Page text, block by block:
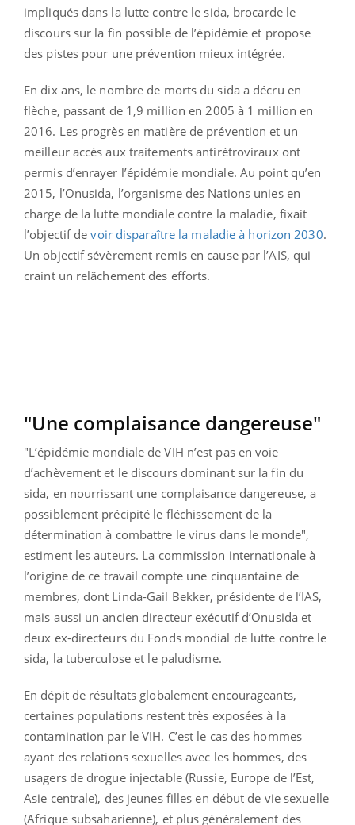
impliqués dans la lutte contre le sida, brocarde le
discours sur la fin possible de l’épidémie et propose
des pistes pour une prévention mieux intégrée.
En dix ans, le nombre de morts du sida a décru en
flèche, passant de 1,9 million en 2005 à 1 million en
2016. Les progrès en matière de prévention et un
meilleur accès aux traitements antirétroviraux ont
permis d’enrayer l’épidémie mondiale. Au point qu’en
2015, l’Onusida, l’organisme des Nations unies en
charge de la lutte mondiale contre la maladie, fixait
l’objectif devoir disparaître la maladie à horizon 2030.
Un objectif sévèrement remis en cause par l’AIS, qui
craint un relâchement des efforts.
"Une complaisance dangereuse"
"L’épidémie mondiale de VIH n’est pas en voie
d’achèvement et le discours dominant sur la fin du
sida, en nourrissant une complaisance dangereuse, a
possiblement précipité le fléchissement de la
détermination à combattre le virus dans le monde",
estiment les auteurs. La commission internationale à
l’origine de ce travail compte une cinquantaine de
membres, dont Linda-Gail Bekker, présidente de l’IAS,
mais aussi un ancien directeur exécutif d’Onusida et
deux ex-directeurs du Fonds mondial de lutte contre le
sida, la tuberculose et le paludisme.
En dépit de résultats globalement encourageants,
certaines populations restent très exposées à la
contamination par le VIH. C’est le cas des hommes
ayant des relations sexuelles avec les hommes, des
usagers de drogue injectable (Russie, Europe de l’Est,
Asie centrale), des jeunes filles en début de vie sexuelle
(Afrique subsaharienne), et plus généralement des